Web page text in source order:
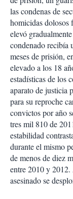
las condenas de
homicidas dolosos
elevó
condenado recibía
meses de prisión,
elevado a los 18
estadísticas de los
aparato de justicia
para su reproche
convictos por año
tres mil 810 de
estabilidad
durante el mismo
de menos de diez
entre 2010 y 2012.
asesinado se